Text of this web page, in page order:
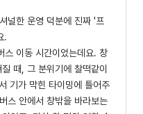
널한 운영 덕분에 진짜 '프
.
스 이동 시간이었는데요. 창
때, 그 분위기에 찰떡같이
기가 막힌 타이밍에 틀어주
스 안에서 창밖을 바라보는